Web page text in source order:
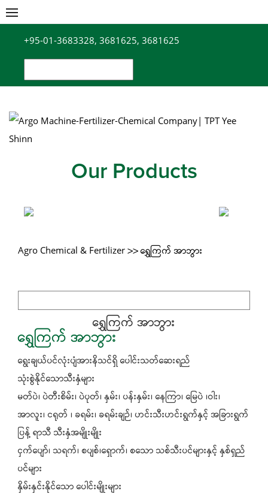
Skip
to
content+95-01-3683328, 3681625, 3681625
for:
Our Products
Agro Chemical & Fertilizer >> ရွှေကြက် အာဘွား
ရွှေကြက် အာဘွား
ရွှေကြက် အာဘွား
ရွေးချယ်ပင်လုံးပျံအားနိသင်ရှိ ပေါင်းသတ်ဆေးရည်
သုံးစွဲနိုင်သောသီးနှံများ
မတ်ပဲ၊ ပဲတီးစိမ်း၊ ပဲပုတ်၊ နှမ်း၊ ပန်းနှမ်း၊ နေကြာ၊ မြေပဲ ၊ဝါး၊
အာလူး၊ ငရုတ် ၊ ခရမ်း၊ ခရမ်းချဉ်၊ ဟင်းသီးဟင်းရွက်နှင့် အခြားရွက်
ပြန့် ရာသီ သီးနှံအမျိုးမျိုး
ငှက်ပျော်၊ သရက်၊ စပျစ်၊ရှောက်၊ စသော သစ်သီးပင်များနှင့် နှစ်ရှည်
ပင်များ
နှိမ်းနှင်းနိုင်သော ပေါင်းမျိုးများ